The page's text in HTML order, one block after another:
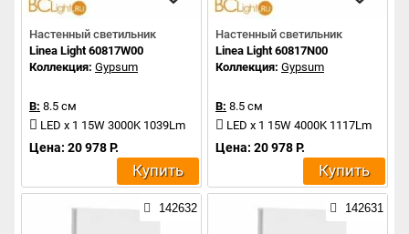
Настенный светильник
Linea Light 60817W00
Коллекция: Gypsum
В: 8.5 см
LED x 1 15W 3000K 1039Lm
Цена: 20 978 Р.
Купить
Настенный светильник
Linea Light 60817N00
Коллекция: Gypsum
В: 8.5 см
LED x 1 15W 4000K 1117Lm
Цена: 20 978 Р.
Купить
142632 142631